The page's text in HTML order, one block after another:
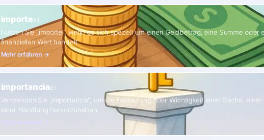
importeA1
Nutzen Sie „importe“, wenn es sich speziell um einen Geldbetrag, eine Summe oder
finanziellen Wert handelt.
Mehr erfahren →
importanciaB1
Verwenden Sie „importancia“, um die Bedeutung oder Wichtigkeit einer Sache,
einer Handlung hervorzuheben.
Mehr erfahren →